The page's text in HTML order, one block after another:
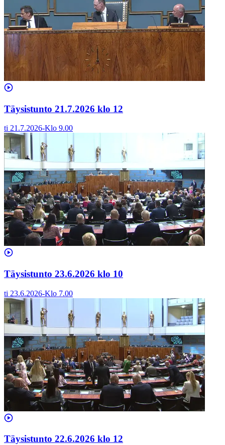
Täysistunto 21.7.2026 klo 12
ti 21.7.2026-Klo 9.00
Täysistunto 23.6.2026 klo 10
ti 23.6.2026-Klo 7.00
Täysistunto 22.6.2026 klo 12